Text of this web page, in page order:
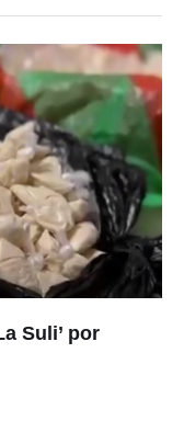
Suli’ por